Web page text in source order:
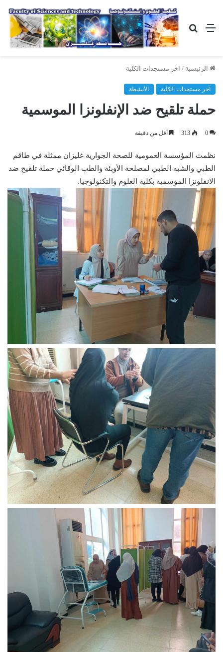
القائمة بحث
عن
الرئيسية / آخر مستجدات الكلية
آخر مستجدات الكلية الأنشطة
حملة تلقيح ضد الإنفلونزا الموسمية
0
313 أقل من دقيقة
نظمت المؤسسة العمومية للصحة الجوارية غليزان ممثلة في طاقم
الطبي والشبه الطبي لمصلحة الأوبئة والطب الوقائي حملة تلقيح ضد
الانفلونزا الموسمية بكلية العلوم والتكنولوجيا.